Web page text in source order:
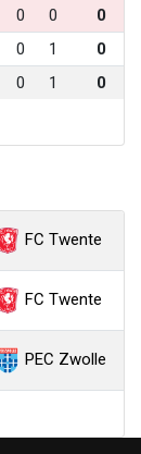
0 0
0
0 1
0
0 1 0
FC Twente
FC Twente
PEC Zwolle